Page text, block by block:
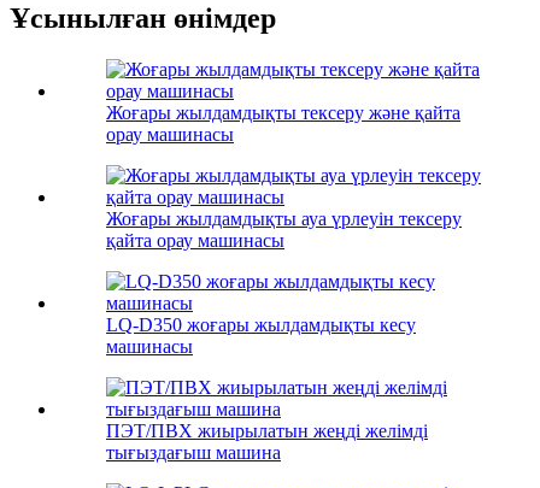
Ұсынылған өнімдер
Жоғары жылдамдықты тексеру және қайта
орау машинасы
Жоғары жылдамдықты ауа үрлеуін тексеру
қайта орау машинасы
LQ-D350 жоғары жылдамдықты кесу
машинасы
ПЭТ/ПВХ жиырылатын жеңді желімді
тығыздағыш машина